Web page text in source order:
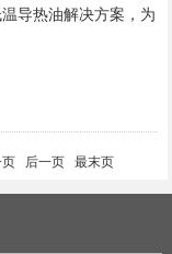
导热油解决方案，为
后一页 最末页